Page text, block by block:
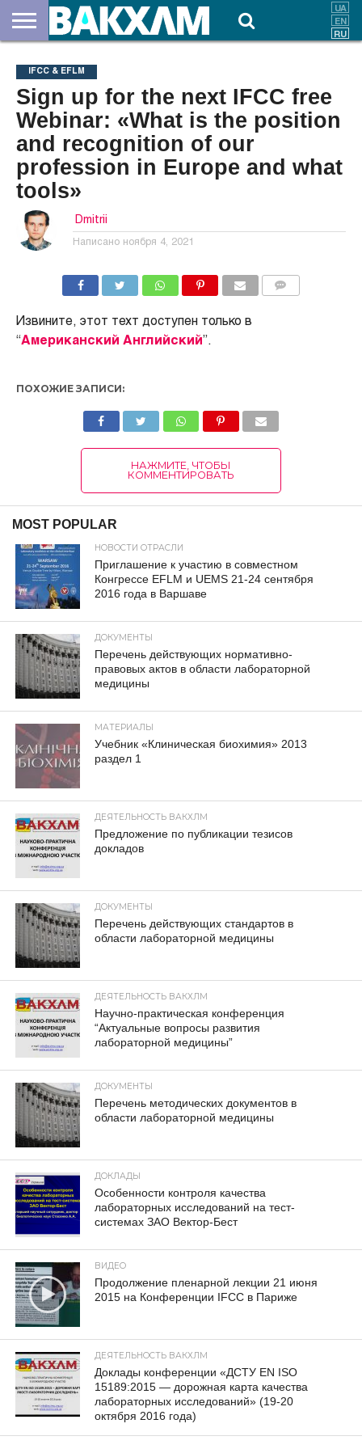
НАС
ВЗНОСЫ
ДОКУМЕНТЫ
НОВОСТИ
КОНТАКТЫ
IFCC & EFLM
Sign up for the next IFCC free
Webinar: «What is the position
and recognition of our
profession in Europe and what
tools»
Dmitrii
Написано ноября 4, 2021
Извините, этот техт доступен только в
“Американский Английский ”.
ПОХОЖИЕ ЗАПИСИ:
НАЖМИТЕ, ЧТОБЫ
КОММЕНТИРОВАТЬ
MOST POPULAR
НОВОСТИ ОТРАСЛИ
Приглашение к участию в совместном
Конгрессе EFLM и UEMS 21-24 сентября
2016 года в Варшаве
ДОКУМЕНТЫ
Перечень действующих нормативно-
правовых актов в области лабораторной
медицины
МАТЕРИАЛЫ
Учебник «Клиническая биохимия» 2013
раздел 1
ДЕЯТЕЛЬНОСТЬ ВАКХЛМ
Предложение по публикации тезисов
докладов
ДОКУМЕНТЫ
Перечень действующих стандартов в
области лабораторной медицины
ДЕЯТЕЛЬНОСТЬ ВАКХЛМ
Научно-практическая конференция
“Актуальные вопросы развития
лабораторной медицины”
ДОКУМЕНТЫ
Перечень методических документов в
области лабораторной медицины
ДОКЛАДЫ
Особенности контроля качества
лабораторных исследований на тест-
системах ЗАО Вектор-Бест
ВИДЕО
Продолжение пленарной лекции 21 июня
2015 на Конференции IFCC в Париже
ДЕЯТЕЛЬНОСТЬ ВАКХЛМ
Доклады конференции «ДСТУ EN ISO
15189:2015 — дорожная карта качества
лабораторных исследований» (19-20
октября 2016 года)